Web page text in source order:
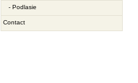
- Podlasie
Contact